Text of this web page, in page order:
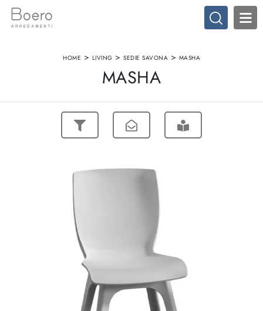
HOME > LIVING > SEDIE SAVONA > MASHA
MASHA